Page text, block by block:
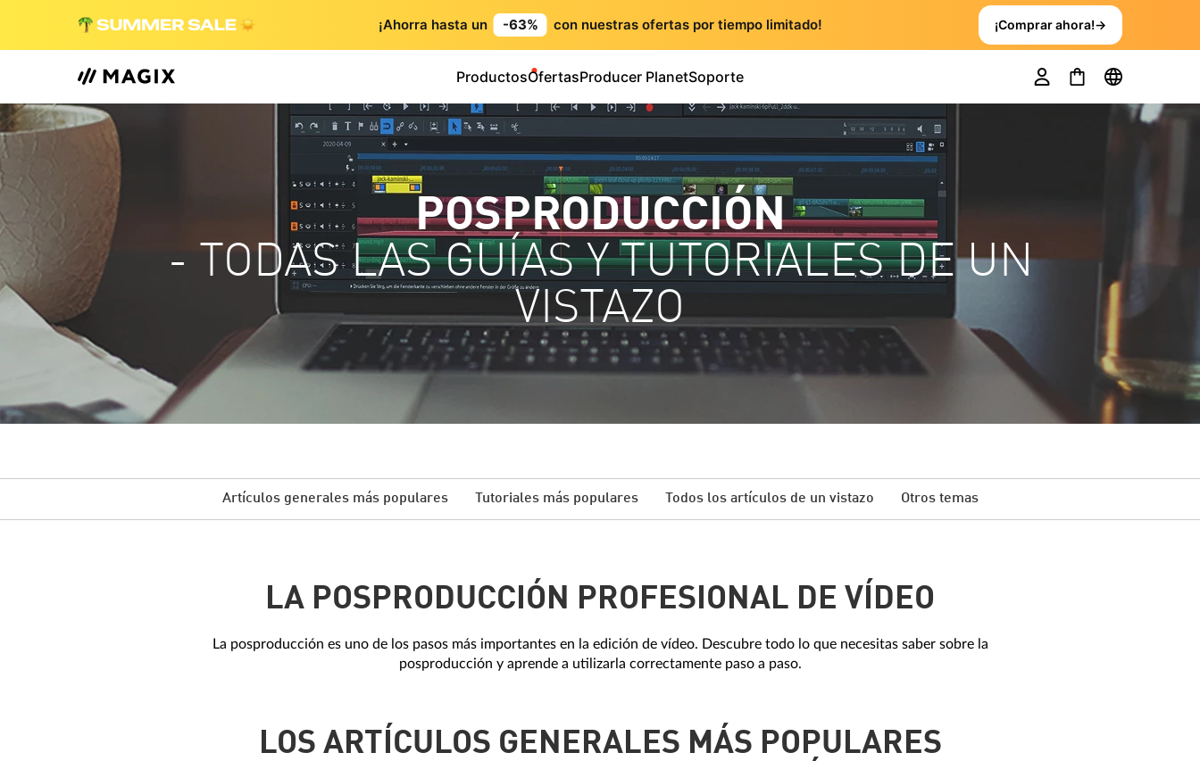
¡Ahorra hasta un -63% con nuestras ofertas por tiempo limitado! ¡Comprar ahora!→
ProductosOfertasProducer PlanetSoporte
POSPRODUCCIÓN
- TODAS LAS GUÍAS Y TUTORIALES DE UN
VISTAZO
Artículos generales más populares Tutoriales más populares Todos los artículos de un vistazo Otros temas
LA POSPRODUCCIÓN PROFESIONAL DE VÍDEO
La posproducción es uno de los pasos más importantes en la edición de vídeo. Descubre todo lo que necesitas saber sobre la
posproducción y aprende a utilizarla correctamente paso a paso.
LOS ARTÍCULOS GENERALES MÁS POPULARES